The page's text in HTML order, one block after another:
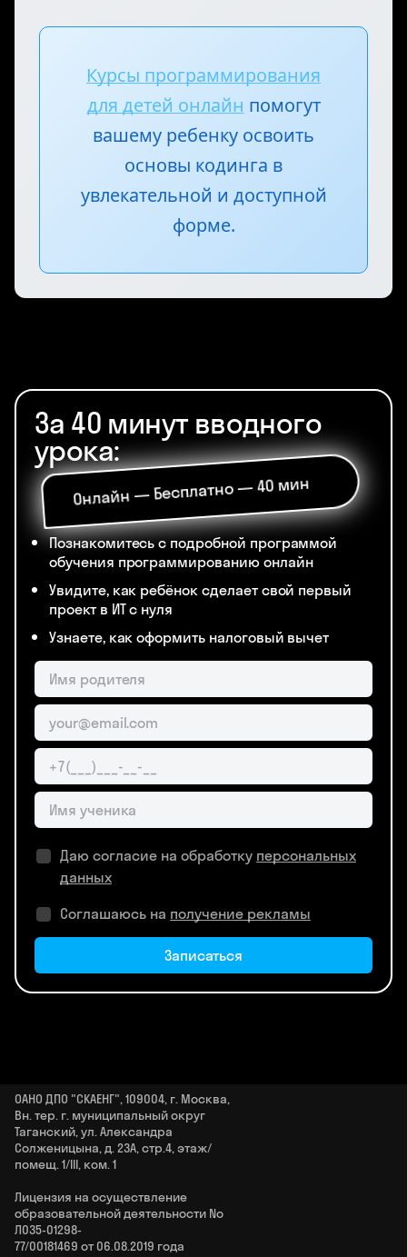
пригодятся ребёнку в любой сфере
жизни, независимо от того, станет ли
он профессиональным программистом.
Курсы программирования
для детей онлайн
За 40 минут вводного
урока:
Онлайн — Бесплатно — 40 мин
обучения программированию онлайн
Увидите, как ребёнок сделает свой первый
проект в ИТ с нуля
Узнаете, как оформить налоговый вычет
ОАНО ДПО "СКАЕНГ", 109004, г. Москва,
Вн. тер. г. муниципальный округ